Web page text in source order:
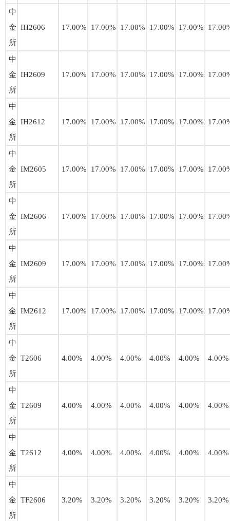
中
金
所
IH2606 17.00% 17.00% 17.00% 17.00% 17.00%
中
金
所
IH2609 17.00% 17.00% 17.00% 17.00% 17.00%
中
金
所
IH2612 17.00% 17.00% 17.00% 17.00% 17.00%
中
金
所
IM2605 17.00% 17.00% 17.00% 17.00% 17.00%
中
金
所
IM2606 17.00% 17.00% 17.00% 17.00% 17.00%
中
金
所
IM2609 17.00% 17.00% 17.00% 17.00% 17.00%
中
金
所
IM2612 17.00% 17.00% 17.00% 17.00% 17.00%
中
金
所
T2606 4.00% 4.00% 4.00% 4.00% 4.00% 4.00%
中
金
所
T2609 4.00% 4.00% 4.00% 4.00% 4.00% 4.00%
中
金
所
T2612 4.00% 4.00% 4.00% 4.00% 4.00% 4.00%
中
金
所
TF2606 3.20% 3.20% 3.20% 3.20% 3.20% 3.20%